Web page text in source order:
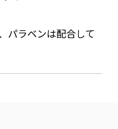
パラベンは配合して